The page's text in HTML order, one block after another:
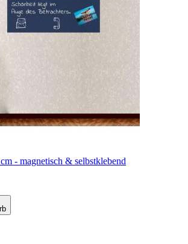
- magnetisch & selbstklebend